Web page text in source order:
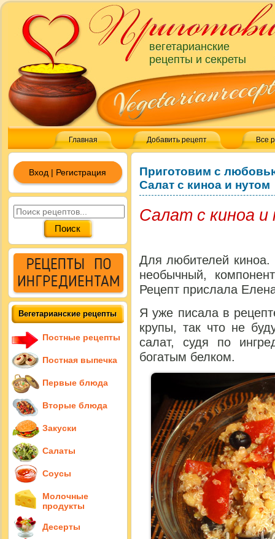
вегетарианские
рецепты и секреты
Главная Добавить рецепт Все
Приготовим с
Салат с киноа и нутом
Салат с киноа
Для любителей
необычный,
Рецепт прислала
Я уже писала в
крупы, так что не
салат, судя по
богатым белком.
Вход | Регистрация
Вегетарианские рецепты
Постные рецепты
Постная выпечка
Первые блюда
Вторые блюда
Закуски
Салаты
Соусы
Молочные
продукты
Десерты